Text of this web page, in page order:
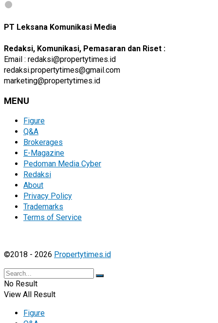
PT Leksana Komunikasi Media
Redaksi, Komunikasi, Pemasaran dan Riset :
Email : redaksi@propertytimes.id
redaksi.propertytimes@gmail.com
marketing@propertytimes.id
MENU
Figure
Q&A
Brokerages
E-Magazine
Pedoman Media Cyber
Redaksi
About
Privacy Policy
Trademarks
Terms of Service
©2018 - 2026 Propertytimes.id
No Result
View All Result
Figure